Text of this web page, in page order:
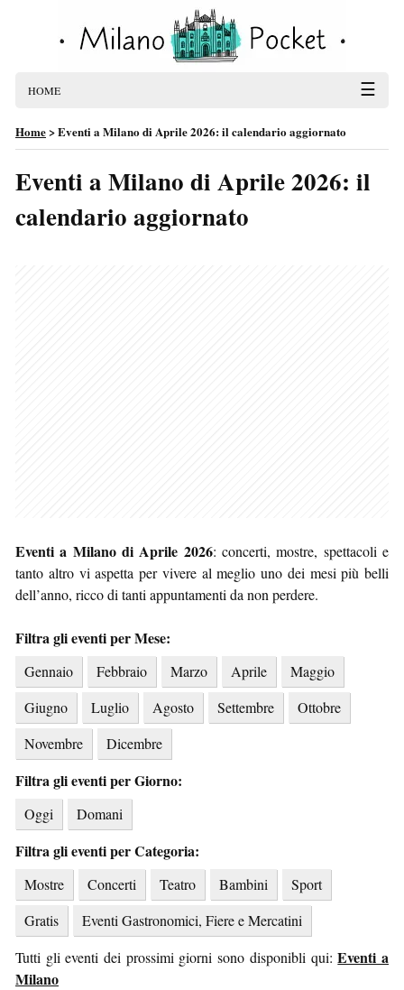
HOME ☰
Home>Eventi a Milano di Aprile 2026: il calendario aggiornato
Eventi a Milano di Aprile 2026: il
calendario aggiornato
Eventi a Milano di Aprile 2026: concerti, mostre, spettacoli e
tanto altro vi aspetta per vivere al meglio uno dei mesi più belli
dell’anno, ricco di tanti appuntamenti da non perdere.
Filtra gli eventi per Mese:
Gennaio Febbraio Marzo Aprile
Maggio
Giugno
Luglio Agosto Settembre
Ottobre
Novembre
Dicembre
Filtra gli eventi per Giorno:
Oggi Domani
Filtra gli eventi per Categoria:
Mostre Concerti Teatro Bambini
Sport
Gratis
Eventi Gastronomici, Fiere e Mercatini
Tutti gli eventi dei prossimi giorni sono disponibli qui:Eventi a
Milano